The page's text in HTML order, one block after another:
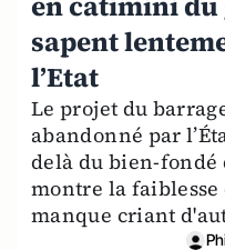
sapent
l’Etat
Le projet du
abandonné par
delà du bien-fondé
montre la faiblesse
manque criant